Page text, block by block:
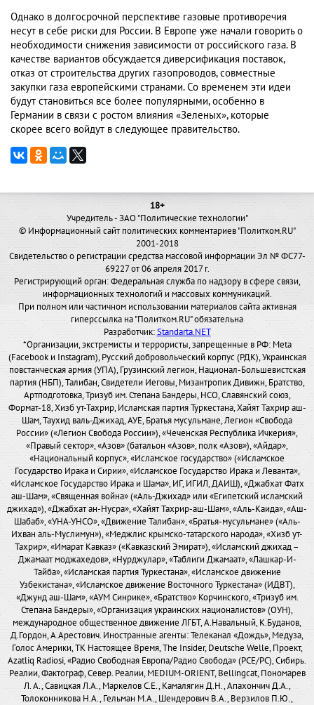
Однако в долгосрочной перспективе газовые противоречия
несут в себе риски для России. В Европе уже начали говорить о
необходимости снижения зависимости от российского газа. В
качестве вариантов обсуждается диверсификация поставок,
отказ от строительства других газопроводов, совместные
закупки газа европейскими странами. Со временем эти идеи
будут становиться все более популярными, особенно в
Германии в связи с ростом влияния «Зеленых», которые
скорее всего войдут в следующее правительство.
18+
Учредитель - ЗАО "Политические технологии"
© Информационный сайт политических комментариев "Политком.RU"
2001-2018
Свидетельство о регистрации средства массовой информации Эл № ФС77-
69227 от 06 апреля 2017 г.
Регистрирующий орган: Федеральная служба по надзору в сфере связи,
информационных технологий и массовых коммуникаций.
При полном или частичном использовании материалов сайта активная
гиперссылка на "Политком.RU" обязательна
Разработчик:Standarta.NET
*Организации, экстремисты и террористы, запрещенные в РФ: Meta
(Facebook и Instagram), Русский добровольческий корпус (РДК), Украинская
повстанческая армия (УПА), Грузинский легион, Национал-Большевистская
партия (НБП), Талибан, Свидетели Иеговы, Мизантропик Дивижн, Братство,
Артподготовка, Тризуб им. Степана Бандеры, НСО, Славянский союз,
Формат-18, Хизб ут-Тахрир, Исламская партия Туркестана, Хайят Тахрир аш-
Шам, Таухид валь-Джихад, АУЕ, Братья мусульмане, Легион «Свобода
России» («Легион Свобода России»), «Чеченская Республика Ичкерия»,
«Правый сектор», «Азов» (батальон «Азов», полк «Азов»), «Айдар»,
«Национальный корпус», «Исламское государство» («Исламское
Государство Ирака и Сирии», «Исламское Государство Ирака и Леванта»,
«Исламское Государство Ирака и Шама», ИГ, ИГИЛ, ДАИШ), «Джабхат Фатх
аш-Шам», «Священная война» («Аль-Джихад» или «Египетский исламский
джихад»), «Джабхат ан-Нусра», «Хайят Тахрир-аш-Шам», «Аль-Каида», «Аш-
Шабаб», «УНА-УНСО», «Движение Талибан», «Братья-мусульмане» («Аль-
Ихван аль-Муслимун»), «Меджлис крымско-татарского народа», «Хизб ут-
Тахрир», «Имарат Кавказ» («Кавказский Эмират»), «Исламский джихад –
Джамаат моджахедов», «Нурджулар», «Таблиги Джамаат», «Лашкар-И-
Тайба», «Исламская партия Туркестана», «Исламское движение
Узбекистана», «Исламское движение Восточного Туркестана» (ИДВТ),
«Джунд аш-Шам», «АУМ Синрике», «Братство» Корчинского, «Тризуб им.
Степана Бандеры», «Организация украинских националистов» (ОУН),
международное общественное движение ЛГБТ, А.Навальный, К.Буданов,
Д.Гордон, А.Арестович. Иностранные агенты: Телеканал «Дождь», Медуза,
Голос Америки, ТК Настоящее Время, The Insider, Deutsche Welle, Проект,
Azatliq Radiosi, «Радио Свободная Европа/Радио Свобода» (PCE/PC), Сибирь.
Реалии, Фактограф, Север. Реалии, MEDIUM-ORIENT, Bellingcat, Пономарев
Л. А., Савицкая Л.А., Маркелов С.Е., Камалягин Д.Н., Апахончич Д.А.,
Толоконникова Н.А., Гельман М.А., Шендерович В.А., Верзилов П.Ю.,